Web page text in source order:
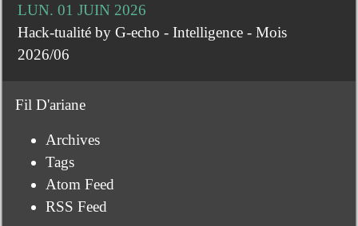
LUN. 01 JUIN 2026
Hack-tualité by G-echo - Intelligence - Mois
2026/06
Fil D'ariane
Archives
Tags
Atom Feed
RSS Feed